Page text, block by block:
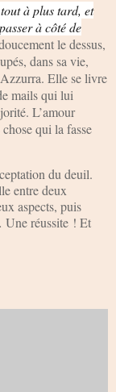
à plus tard, et
à côté de
le dessus,
dans sa vie,
Elle se livre
mails qui lui
L’amour
qui la fasse
du deuil.
entre deux
aspects, puis
Une réussite ! Et